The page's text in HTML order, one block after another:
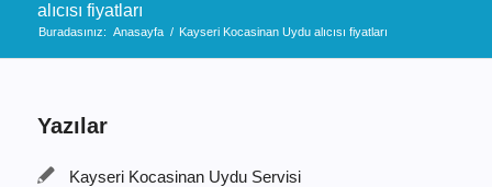
alıcısı fiyatları
Buradasınız: Anasayfa / Kayseri Kocasinan Uydu alıcısı fiyatları
Yazılar
Kayseri Kocasinan Uydu Servisi